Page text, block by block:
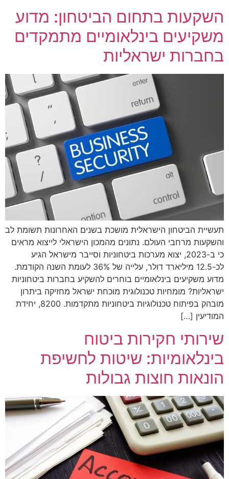
השקעות בתחום הביטחון: מדוע
משקיעים בינלאומיים מתמקדים
בחברות ישראליות
תעשיית הביטחון הישראלית מושכת בשנים האחרונות תשומת לב
והשקעות מרחבי העולם. נתונים מהמכון הישראלי לייצוא מראים
כי ב-2023, יצוא מערכות ביטחוניות וסייבר מישראל הגיע
לכ-12.5 מיליארד דולר, עלייה של 36% לעומת השנה הקודמת.
מדוע משקיעים בינלאומיים בוחרים להשקיע בחברות ביטחוניות
ישראליות? מומחיות טכנולוגית מוכחת ישראל מחזיקה ביתרון
מובהק בפיתוח טכנולוגיות ביטחוניות מתקדמות. 8200, יחידת
המודיעין […]
שירותי חקירות ביטוח
בינלאומיות: שיטות לחשיפת
הונאות חוצות גבולות